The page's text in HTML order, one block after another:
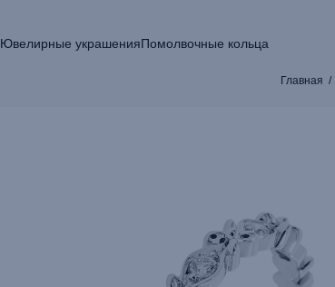
Ювелирные украшенияПомолвочные кольца
Главная